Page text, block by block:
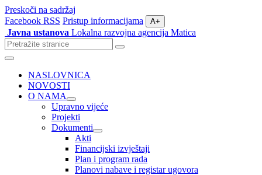
Preskoči na sadržaj
Facebook RSS Pristup informacijama A+
Javna ustanova Lokalna razvojna agencija Matica
Pretraži
stranice
Izbornik
NASLOVNICA
NOVOSTI
O NAMA
Upravno vijeće
Projekti
Dokumenti
Akti
Financijski izvještaji
Plan i program rada
Planovi nabave i registar ugovora